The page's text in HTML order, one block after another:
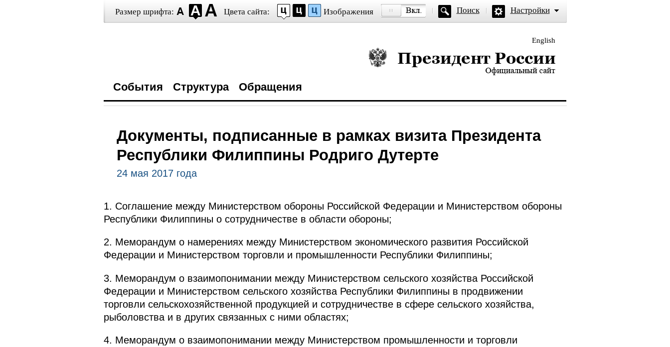
Размер шрифта: Цвета сайта: Изображения Поиск Настройки
English
Президент России — официальный сайт
События Структура Обращения
Документы, подписанные в рамках визита Президента
Республики Филиппины Родриго Дутерте
24 мая 2017 года
1. Соглашение между Министерством обороны Российской Федерации и Министерством обороны
Республики Филиппины о сотрудничестве в области обороны;
2. Меморандум о намерениях между Министерством экономического развития Российской
Федерации и Министерством торговли и промышленности Республики Филиппины;
3. Меморандум о взаимопонимании между Министерством сельского хозяйства Российской
Федерации и Министерством сельского хозяйства Республики Филиппины в продвижении
торговли сельскохозяйственной продукцией и сотрудничестве в сфере сельского хозяйства,
рыболовства и в других связанных с ними областях;
4. Меморандум о взаимопонимании между Министерством промышленности и торговли